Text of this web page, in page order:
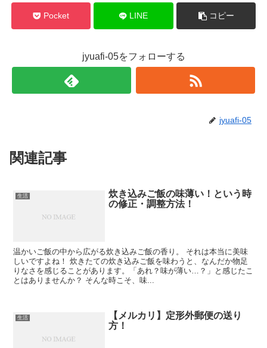
Pocket LINE コピー
jyuafi-05をフォローする
jyuafi-05
関連記事
生活
炊き込みご飯の味薄い！という時
の修正・調整方法！
温かいご飯の中から広がる炊き込みご飯の香り。 それは本当に美味
しいですよね！ 炊きたての炊き込みご飯を味わうと、なんだか物足
りなさを感じることがあります。「あれ？味が薄い…？」と感じたこ
とはありませんか？ そんな時こそ、味...
生活
【メルカリ】定形外郵便の送り
方！